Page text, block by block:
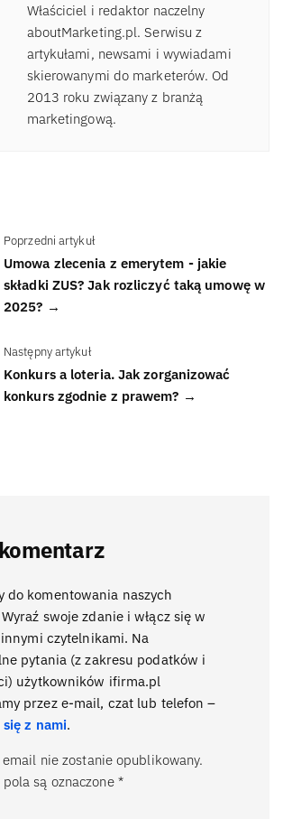
Właściciel i redaktor naczelny
aboutMarketing.pl. Serwisu z
artykułami, newsami i wywiadami
skierowanymi do marketerów. Od
2013 roku związany z branżą
marketingową.
Poprzedni artykuł
Umowa zlecenia z emerytem - jakie
składki ZUS? Jak rozliczyć taką umowę w
2025? →
Następny artykuł
Konkurs a loteria. Jak zorganizować
konkurs zgodnie z prawem? →
do komentowania naszych
swoje zdanie i włącz się w
czytelnikami. Na
pytania (z zakresu podatków i
użytkowników ifirma.pl
przez e-mail, czat lub telefon –
z nami.
nie zostanie opublikowany.
są oznaczone *